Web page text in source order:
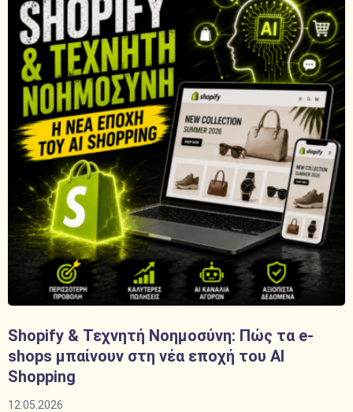
Shopify & Τεχνητή Νοημοσύνη: Πώς τα e-
shops μπαίνουν στη νέα εποχή του AI
Shopping
12.05.2026